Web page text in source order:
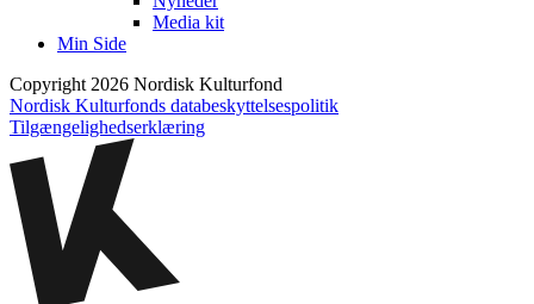
Media kit
Min Side
Copyright 2026 Nordisk Kulturfond
Nordisk Kulturfonds databeskyttelsespolitik
Tilgængelighedserklæring